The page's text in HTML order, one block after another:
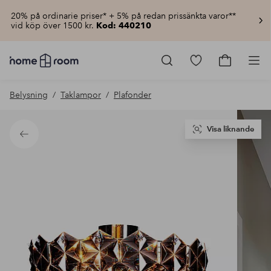
20% på ordinarie priser* + 5% på redan prissänkta varor**
vid köp över 1500 kr. Kod: 440210
Homeroom
–
hemmet
pris
Gå
Gå
Belysning Taklampor Plafonder
Tillbaka
Visa liknande